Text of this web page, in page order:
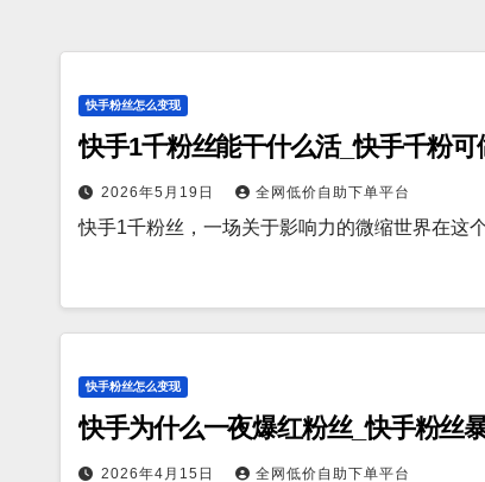
快手粉丝怎么变现
快手1千粉丝能干什么活_快手千粉可
2026年5月19日 全网低价自助下单平台
快手1千粉丝，一场关于影响力的微缩世界在这
快手粉丝怎么变现
快手为什么一夜爆红粉丝_快手粉丝
2026年4月15日 全网低价自助下单平台